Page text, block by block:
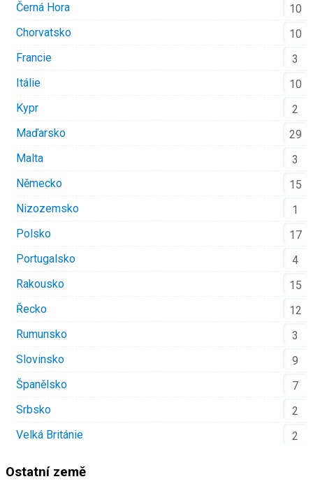
Černá Hora
10
Chorvatsko
10
Francie
3
Itálie
10
Kypr
2
Maďarsko
29
Malta
3
Německo
15
Nizozemsko
1
Polsko
17
Portugalsko
4
Rakousko
15
Řecko
12
Rumunsko
3
Slovinsko
9
Španělsko
7
Srbsko
2
Velká Británie
2
Ostatní země